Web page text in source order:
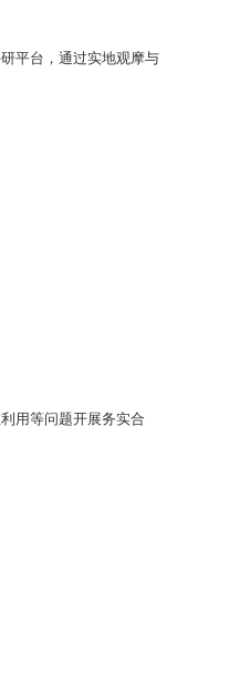
术中心等科研平台，通过实地观
水资源高效利用等问题开展务实